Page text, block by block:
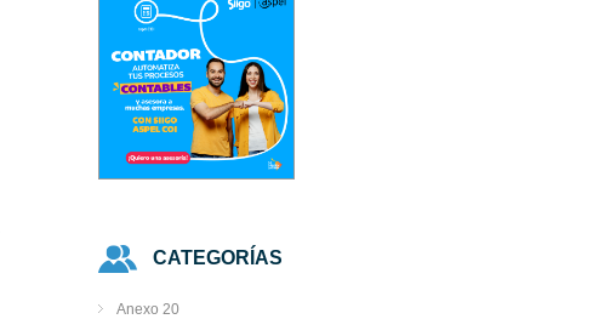
CATEGORÍAS
Anexo 20